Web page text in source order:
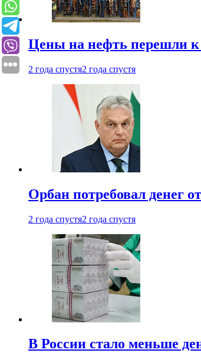
Цены на нефть перешли
2 года спустя2 года спустя
Орбан потребовал денег
2 года спустя2 года спустя
В России стало меньше